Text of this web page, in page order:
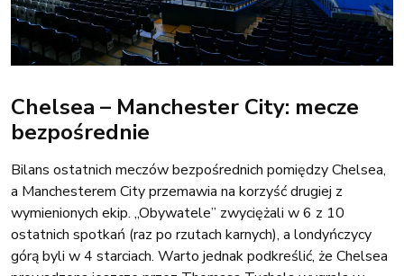
Chelsea – Manchester City: mecze
bezpośrednie
Bilans ostatnich meczów bezpośrednich pomiędzy Chelsea,
a Manchesterem City przemawia na korzyść drugiej z
wymienionych ekip. „Obywatele” zwyciężali w 6 z 10
ostatnich spotkań (raz po rzutach karnych), a londyńczycy
górą byli w 4 starciach. Warto jednak podkreślić, że Chelsea